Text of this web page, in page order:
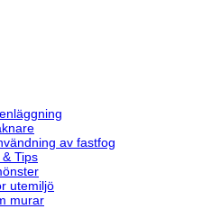
av fastfog
Tips
utemiljö
murar